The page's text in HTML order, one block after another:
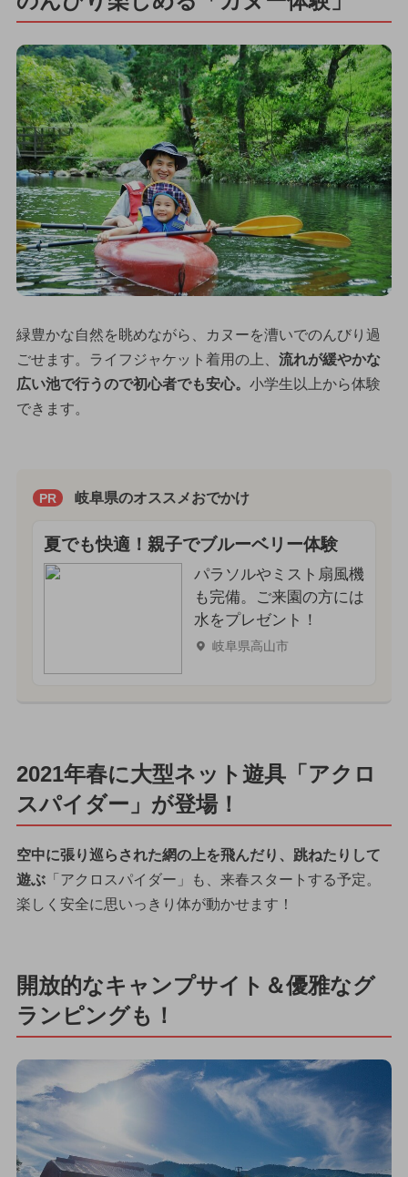
緑豊かな自然を眺めながら、カヌーを漕いでのんびり過
ごせます。ライフジャケット着用の上、 流れが緩やかな
広い池で行うので初心者でも安心。 小学生以上から体験
できます。
PR 岐阜県のオススメおでかけ
夏でも快適！親子でブルーベリー体験
パラソルやミスト扇風機
も完備。ご来園の方には
水をプレゼント！
岐阜県高山市
2021年春に大型ネット遊具「アクロ
スパイダー」が登場！
空中に張り巡らされた網の上を飛んだり、跳ねたりして
遊ぶ「アクロスパイダー」も、来春スタートする予定。
楽しく安全に思いっきり体が動かせます！
開放的なキャンプサイト＆優雅なグ
ランピングも！